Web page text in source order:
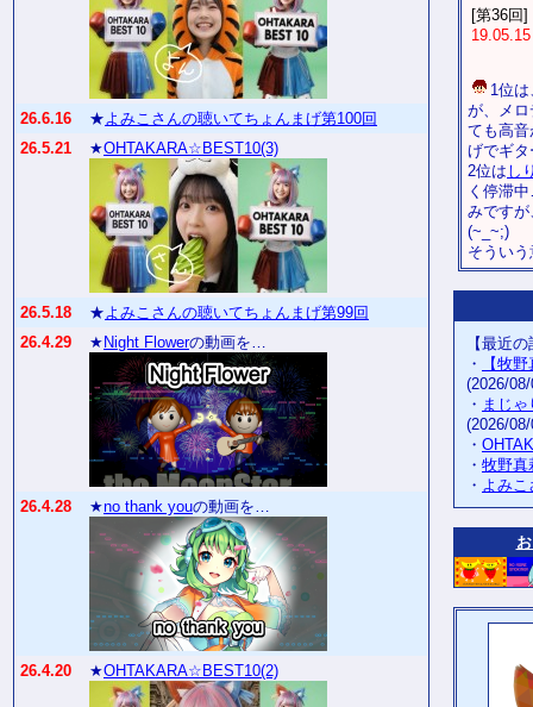
26.6.16 ★よみこさんの聴いてちょんまげ第100回
26.5.21
★OHTAKARA☆BEST10(3)
26.5.18 ★よみこさんの聴いてちょんまげ第99回
26.4.29
★ Night Flowerの動画を…
26.4.28 ★no thank youの動画を…
26.4.20 ★OHTAKARA☆BEST10(2)
[第36回]
19.05.15
1位
が、メ
ても高
げでギ
2位は し
く停滞
みです
(~_~;)
そうい
【最近
・
【牧
(2026/
・ まじ
(2026/
・
・ 牧野真
・ よみこ